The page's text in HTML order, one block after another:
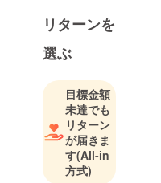
修３年を経
て、イタリ
アローマの
バレエ団に
入団し、そ
こでイタリ
ア中を回る
70以上の公
演に立つ。
リターンを
選ぶ
目標金額
未達でも
リターン
が届きま
す(All-in
方式)